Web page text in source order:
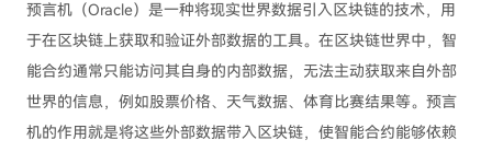
预言机（Oracle）是一种将现实世界数据引入区块链的技术，用
于在区块链上获取和验证外部数据的工具。在区块链世界中，智
能合约通常只能访问其自身的内部数据，无法主动获取来自外部
世界的信息，例如股票价格、天气数据、体育比赛结果等。预言
机的作用就是将这些外部数据带入区块链，使智能合约能够依赖